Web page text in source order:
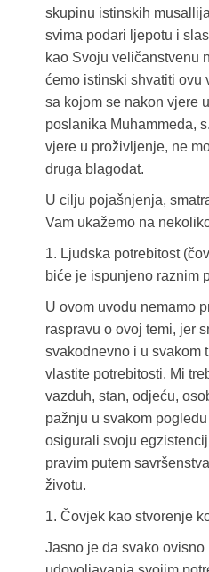
skupinu istinskih
svima podari ljepotu i
kao Svoju veličanstvenu
ćemo istinski shvatiti ovu
sa kojom se nakon vjere
poslanika Muhammeda,
vjere u proživljenje, ne
druga blagodat.
U cilju pojašnjenja,
Vam ukažemo na
1. Ljudska potrebitost
biće je ispunjeno raznim
U ovom uvodu nemamo
raspravu o ovoj temi, jer
svakodnevno i u svakom
vlastite potrebitosti. Mi
vazduh, stan, odjeću,
pažnju u svakom
osigurali svoju
pravim putem
životu.
1. Čovjek kao stvorenje
Jasno je da svako ovisno